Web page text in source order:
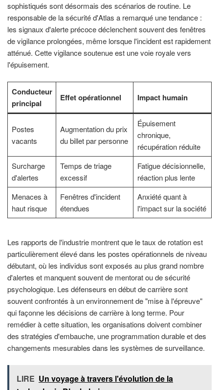
sophistiqués sont désormais des scénarios de routine. Le
responsable de la sécurité d'Atlas a remarqué une tendance :
les signaux d'alerte précoce déclenchent souvent des fenêtres
de vigilance prolongées, même lorsque l'incident est rapidement
atténué. Cette vigilance soutenue est une voie royale vers
l'épuisement.
Conducteur
principal
Effet opérationnel Impact humain
Postes
vacants
Augmentation du prix
du billet par personne
Épuisement
chronique,
récupération réduite
Surcharge
d'alertes
Temps de triage
excessif
Fatigue décisionnelle,
réaction plus lente
Menaces à
haut risque
Fenêtres d'incident
étendues
Anxiété quant à
l'impact sur la société
Les rapports de l'industrie montrent que le taux de rotation est
particulièrement élevé dans les postes opérationnels de niveau
débutant, où les individus sont exposés au plus grand nombre
d'alertes et manquent souvent de mentorat ou de sécurité
psychologique. Les défenseurs en début de carrière sont
souvent confrontés à un environnement de "mise à l'épreuve"
qui façonne les décisions de carrière à long terme. Pour
remédier à cette situation, les organisations doivent combiner
des stratégies d'embauche, une programmation durable et des
changements mesurables dans les systèmes de surveillance.
LIRE Un voyage à travers l'évolution de la